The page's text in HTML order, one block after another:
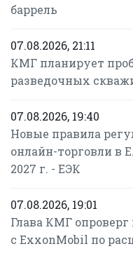
баррель
07.08.2026, 21:11
КМГ планирует
разведочных
07.08.2026, 19:40
Новые правила
онлайн-торговли в
2027 г. - ЕЭК
07.08.2026, 19:01
Глава КМГ
с ExxonMobil по